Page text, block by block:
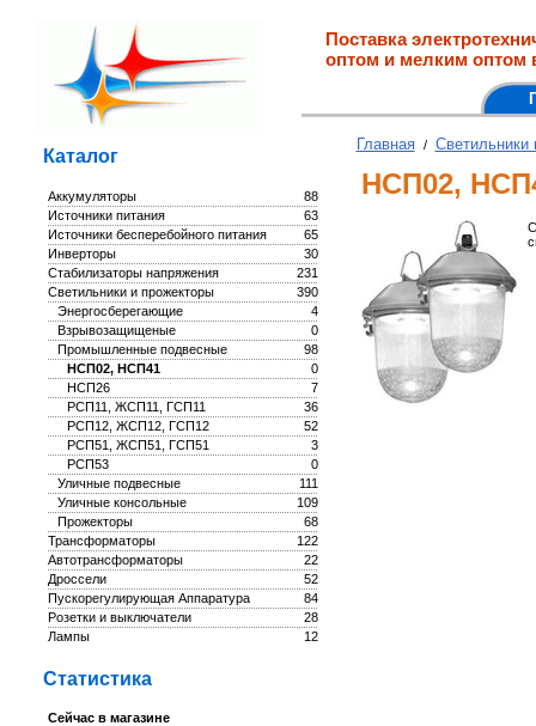
Поставка
оптом и мелким оптом
Каталог
88
Аккумуляторы
63
Источники питания
65
Источники бесперебойного питания
30
Инверторы
231
Стабилизаторы напряжения
390
Светильники и прожекторы
4
Энергосберегающие
0
Взрывозащищеные
98
Промышленные подвесные
0
НСП02, НСП41
7
НСП26
36
РСП11, ЖСП11, ГСП11
52
РСП12, ЖСП12, ГСП12
3
РСП51, ЖСП51, ГСП51
0
РСП53
111
Уличные подвесные
109
Уличные консольные
68
Прожекторы
122
Трансформаторы
22
Автотрансформаторы
52
Дроссели
84
Пускорегулирующая Аппаратура
28
Розетки и выключатели
12
Лампы
Статистика
Сейчас в магазине
Главная / Светильники
НСП02,